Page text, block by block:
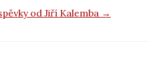
od Jiří Kalemba →